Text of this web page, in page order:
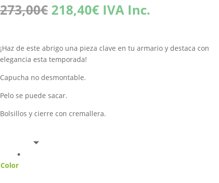
273,00€ El
precio
era:
273,00€.
218,40€El
precio
es:
218,40€.
IVA Inc.
¡Haz de este abrigo una pieza clave en tu armario y destaca con
elegancia esta temporada!
Capucha no desmontable.
Pelo se puede sacar.
Bolsillos y cierre con cremallera.
Color